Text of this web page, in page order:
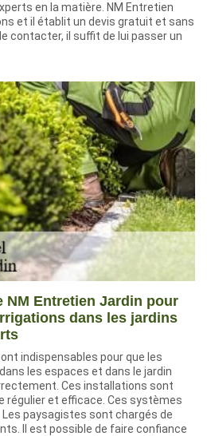
en la matière. NM Entretien
et il établit un devis gratuit et sans
contacter, il suffit de lui passer un
NM Entretien Jardin pour
dans les jardins
indispensables pour que les
les espaces et dans le jardin
Ces installations sont
régulier et efficace. Ces systèmes
paysagistes sont chargés de
Il est possible de faire confiance